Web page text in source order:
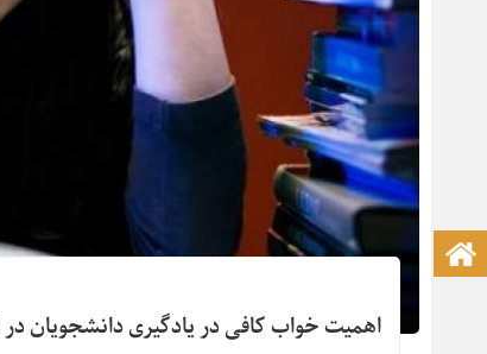
صفحه نخست آکادمی علمی
اهمیت خواب کافی در یادگیری دانشجویان در